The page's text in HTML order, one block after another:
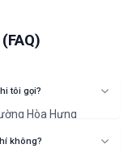
tôi gọi?
Hòa Hưng
không?